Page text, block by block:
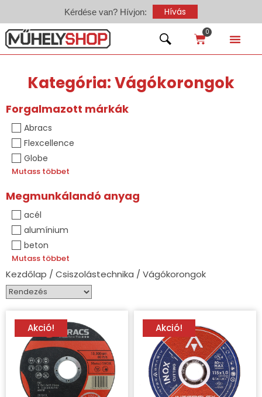
Kérdése van? Hívjon: Hívás
0
Kategória: Vágókorongok
Kezdőlap / Csiszolástechnika / Vágókorongok
Akció! Akció!
Forgalmazott márkák
Abracs
Flexcellence
Globe
Mutass többet
Megmunkálandó anyag
acél
alumínium
beton
Mutass többet